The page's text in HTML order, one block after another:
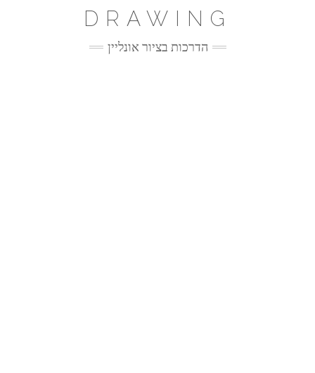
DRAWING
הדרכות בציור אונליין